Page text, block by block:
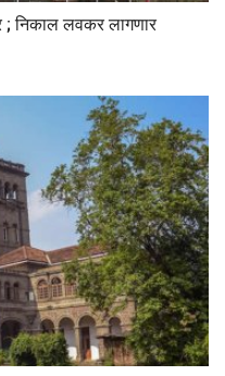
; निकाल लवकर लागणार